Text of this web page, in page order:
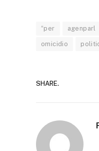
“per agenparl
omicidio
SHARE.